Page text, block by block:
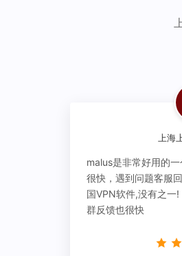
上海
malus是非常好用的
很快，遇到问题客服
国VPN软件,没有之一
群反馈也很快